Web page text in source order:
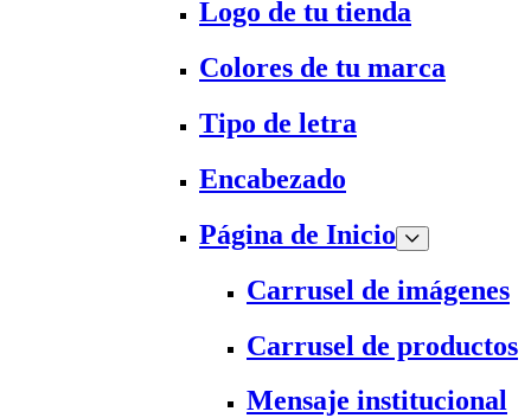
Logo de tu tienda
Colores de tu marca
Tipo de letra
Encabezado
Página de Inicio
Carrusel de imágenes
Carrusel de productos
Mensaje institucional